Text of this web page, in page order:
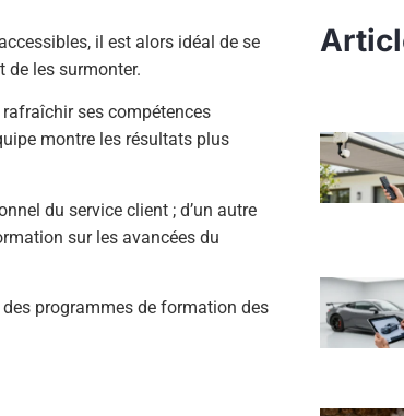
il est alors idéal de se
les surmonter.
ses compétences
montre les résultats plus
du service client ; d’un autre
sur les avancées du
programmes de formation des